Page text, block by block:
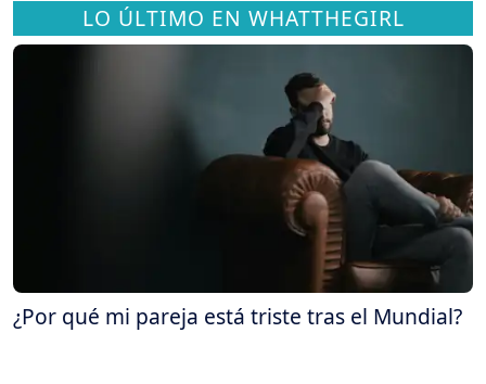
LO ÚLTIMO EN WHATTHEGIRL
¿Por qué mi pareja está triste tras el Mundial?